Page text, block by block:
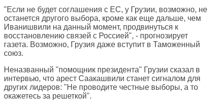
"Если не будет соглашения с ЕС, у Грузии, возможно, не
останется другого выбора, кроме как еще дальше, чем
Иванишвили на данный момент, продвинуться к
восстановлению связей с Россией", - прогнозирует
газета. Возможно, Грузия даже вступит в Таможенный
союз.
Неназванный "помощник президента" Грузии сказал в
интервью, что арест Саакашвили станет сигналом для
других лидеров: "Не проводите честные выборы, а то
окажетесь за решеткой".